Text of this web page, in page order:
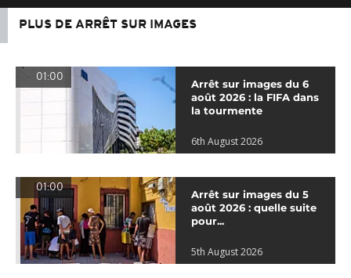
PLUS DE ARRÊT SUR IMAGES
01:00
Arrêt sur images du 6
août 2026 : la FIFA dans
la tourmente
6th August 2026
01:00
Arrêt sur images du 5
août 2026 : quelle suite
pour...
5th August 2026